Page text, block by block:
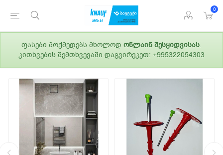
0
ფასები მოქმედებს მხოლოდ ონლაინ შესყიდვისას.
კითხვების შემთხვევაში დაგვირეკეთ: +995322054303